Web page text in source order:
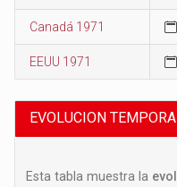
Canadá 1971
EEUU 1971
EVOLUCION
Esta tabla muestra la